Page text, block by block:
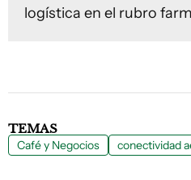
logística en el rubro
TEMAS
Café y Negocios conectividad